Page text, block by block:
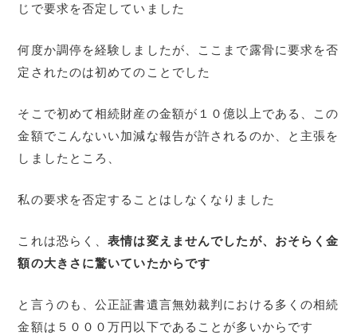
じで要求を否定していました
何度か調停を経験しましたが、ここまで露骨に要求を否
定されたのは初めてのことでした
そこで初めて相続財産の金額が１０億以上である、この
金額でこんないい加減な報告が許されるのか、と主張を
しましたところ、
私の要求を否定することはしなくなりました
これは恐らく、表情は変えませんでしたが、おそらく金
額の大きさに驚いていたからです
と言うのも、公正証書遺言無効裁判における多くの相続
金額は５０００万円以下であることが多いからです